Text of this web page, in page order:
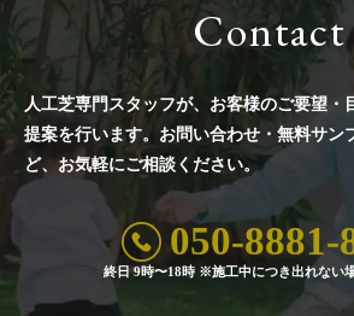
Contact
人工芝専門スタッフが、お客様のご要望・
提案を行います。 お問い合わせ・無料サン
ど、お気軽にご相談ください。
050-8881-
終日 9時〜18時 ※施工中につき出れない